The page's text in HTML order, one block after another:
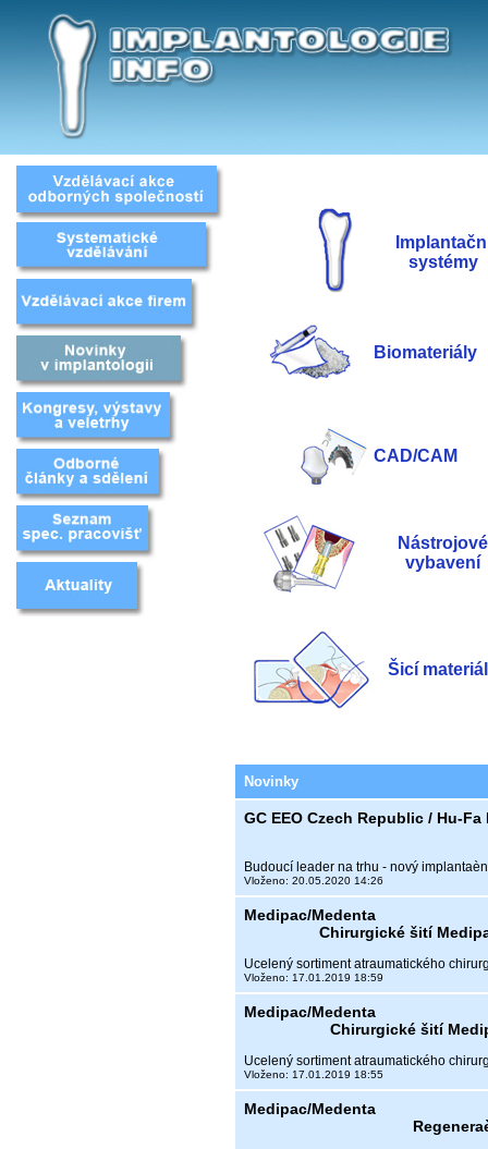
systémy
Biomateriály
CAD/CAM
Nástrojové
vybavení
Šicí
Novinky
GC EEO Czech Republic / Hu-Fa
Budoucí leader na trhu - nový
Vloženo: 20.05.2020 14:26
Medipac/Medenta
Chirurgické šití
Ucelený sortiment atraumatického
Vloženo: 17.01.2019 18:59
Medipac/Medenta
Chirurgické šití
Ucelený sortiment atraumatického
Vloženo: 17.01.2019 18:55
Medipac/Medenta